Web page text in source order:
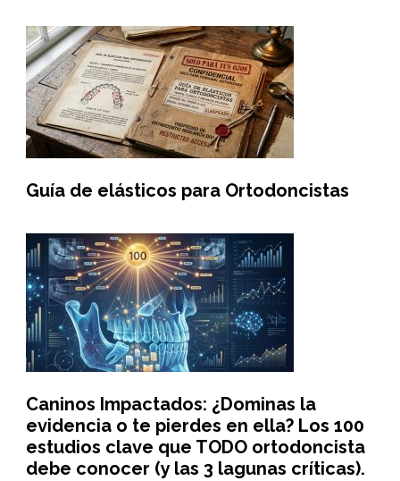
Guía de elásticos para Ortodoncistas
Caninos Impactados: ¿Dominas la
evidencia o te pierdes en ella? Los 100
estudios clave que TODO ortodoncista
debe conocer (y las 3 lagunas críticas).